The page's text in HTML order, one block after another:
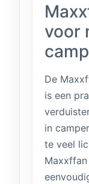
voor
De
is een
in
te veel